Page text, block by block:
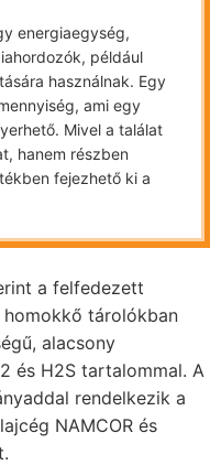
energiaegység,
például
használnak. Egy
ami egy
Mivel a találat
hanem részben
fejezhető ki a
a felfedezett
tárolókban
alacsony
és H2S tartalommal. A
rendelkezik a
NAMCOR és